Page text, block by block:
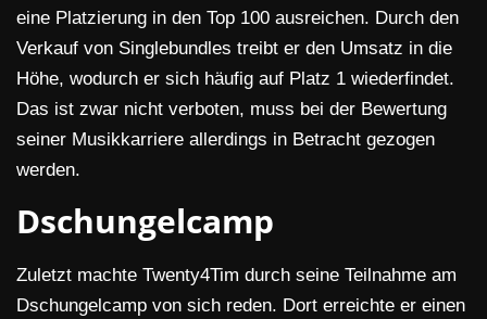
eine Platzierung in den Top 100 ausreichen. Durch den
Verkauf von Singlebundles treibt er den Umsatz in die
Höhe, wodurch er sich häufig auf Platz 1 wiederfindet.
Das ist zwar nicht verboten, muss bei der Bewertung
seiner Musikkarriere allerdings in Betracht gezogen
werden.
Dschungelcamp
Zuletzt machte Twenty4Tim durch seine Teilnahme am
Dschungelcamp von sich reden. Dort erreichte er einen